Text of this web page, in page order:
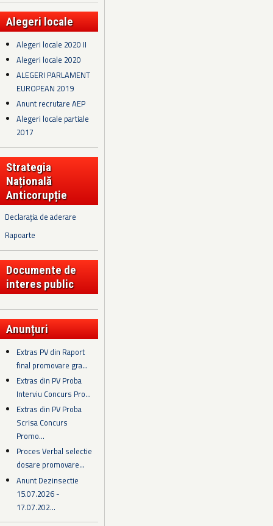
Alegeri locale
Alegeri locale 2020 II
Alegeri locale 2020
ALEGERI PARLAMENT
EUROPEAN 2019
Anunt recrutare AEP
Alegeri locale partiale
2017
Strategia
Națională
Anticorupție
Declarația de aderare
Rapoarte
Documente de
interes public
Anunțuri
Extras PV din Raport
final promovare gra...
Extras din PV Proba
Interviu Concurs Pro...
Extras din PV Proba
Scrisa Concurs
Promo...
Proces Verbal selectie
dosare promovare...
Anunt Dezinsectie
15.07.2026 -
17.07.202...